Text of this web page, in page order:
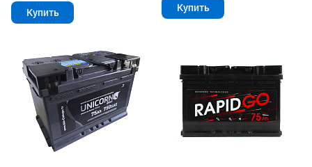
Купить Купить